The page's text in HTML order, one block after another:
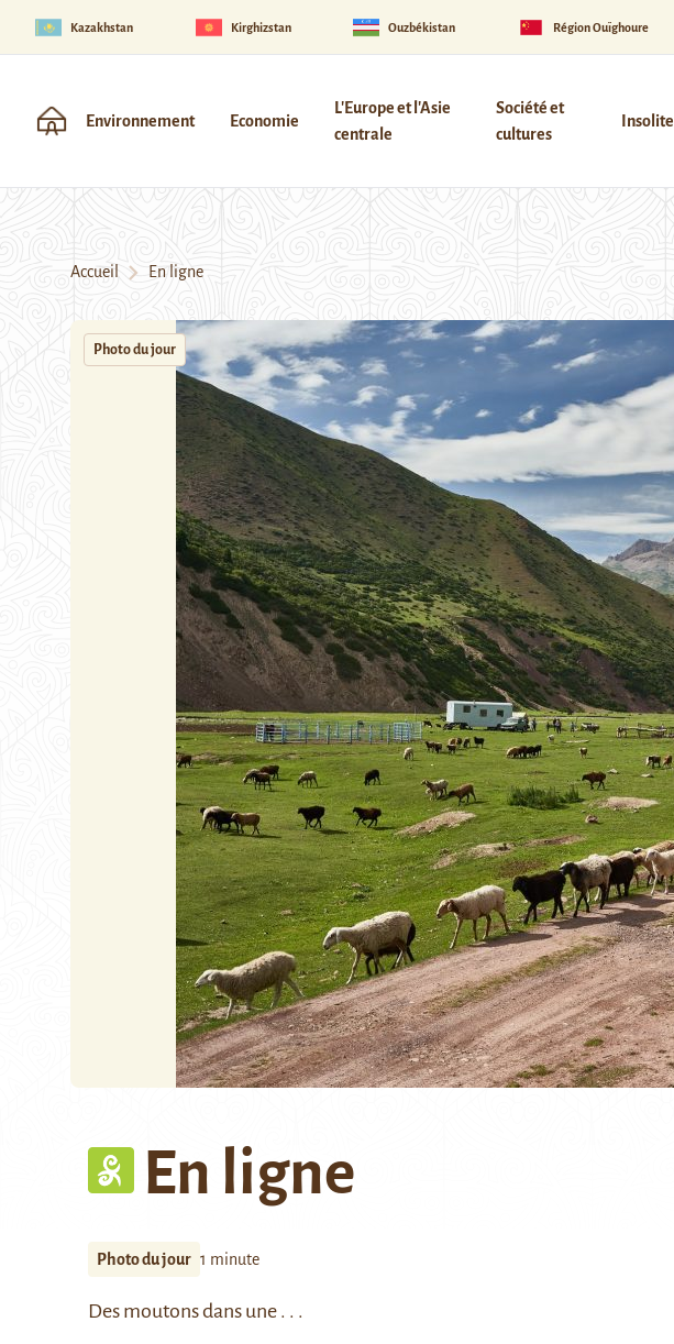
Kazakhstan Kirghizstan Ouzbékistan Région Ouïghoure
Environnement Economie
L'Europe et l'Asie
centrale
Société et
cultures
Insolite
Accueil En ligne
Photo du jour
En ligne
Photo du jour 1 minute
Des moutons dans une . . .